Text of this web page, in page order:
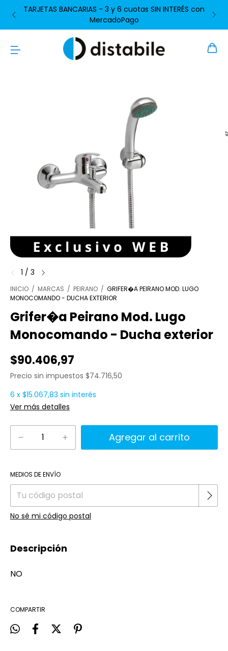
TARJETAS BANCARIAS - 3 y 6 cuotas SIN INTERÉS con
MercadoPago
1 / 3
INICIO / MARCAS / PEIRANO / GRIFER�A PEIRANO MOD. LUGO
MONOCOMANDO - DUCHA EXTERIOR
Grifer�a Peirano Mod. Lugo
Monocomando - Ducha exterior
$90.406,97
Precio sin impuestos $74.716,50
6 x $15.067,83 sin interés
Ver más detalles
Entregas para el CP:
MEDIOS DE ENVÍO
No sé mi código postal
Descripción
NO
COMPARTIR